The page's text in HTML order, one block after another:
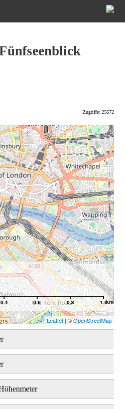
Zugriffe: 25672
0.4 0.6 0.8 1.0km
Leaflet| ©OpenStreetMap